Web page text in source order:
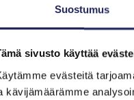
Suostumus
sivusto käyttää
evästeitä
kävijämäärämme
Kertalahjoituksesi
sinilevälauttojen
: